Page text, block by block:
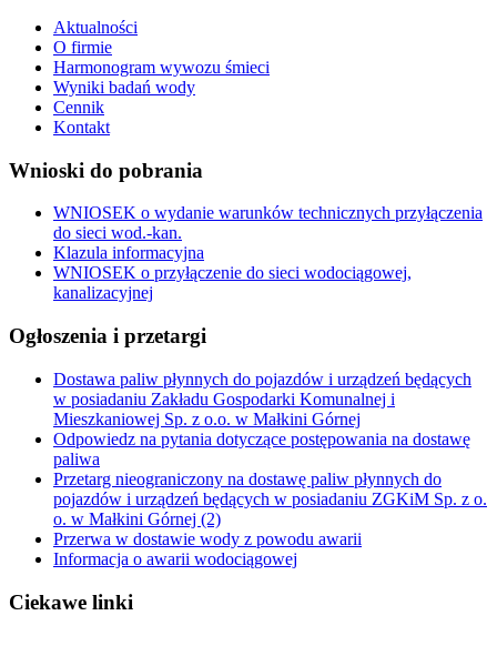
Aktualności
O firmie
Harmonogram wywozu śmieci
Wyniki badań wody
Cennik
Kontakt
Wnioski do pobrania
WNIOSEK o wydanie warunków technicznych przyłączenia
do sieci wod.-kan.
Klazula informacyjna
WNIOSEK o przyłączenie do sieci wodociągowej,
kanalizacyjnej
Ogłoszenia i przetargi
Dostawa paliw płynnych do pojazdów i urządzeń będących
w posiadaniu Zakładu Gospodarki Komunalnej i
Mieszkaniowej Sp. z o.o. w Małkini Górnej
Odpowiedz na pytania dotyczące postępowania na dostawę
paliwa
Przetarg nieograniczony na dostawę paliw płynnych do
pojazdów i urządzeń będących w posiadaniu ZGKiM Sp. z o.
o. w Małkini Górnej (2)
Przerwa w dostawie wody z powodu awarii
Informacja o awarii wodociągowej
Ciekawe linki